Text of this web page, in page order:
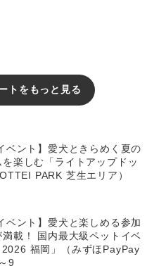
トをもっと見る
ベント】愛犬ときらめく夏の
楽しむ「ライトアップドッ
PARK 芝生エリア）
ベント】愛犬と楽しめる参加
載！ 国内最大級ペットイベ
福岡」（みずほPayPay
9